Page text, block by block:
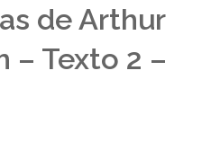
de Arthur
– Texto 2 –